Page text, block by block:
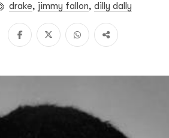
drake, jimmy fallon, dilly dally